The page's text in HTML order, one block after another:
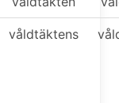
våldtäktens